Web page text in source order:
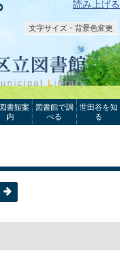
読み上げる
文字サイズ・背景色変更
書館案
内
図書館で調
べる
世田谷を知
る